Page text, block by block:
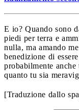
E io? Quando sono
piedi per terra e
nulla, ma amando
benedizione di essere
probabilmente
quanto tu sia
[Traduzione dallo